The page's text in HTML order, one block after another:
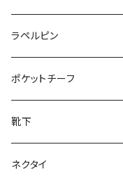
50/XL～
27cm～
28cm～
ラペルピン
ポケットチーフ
靴下
ネクタイ